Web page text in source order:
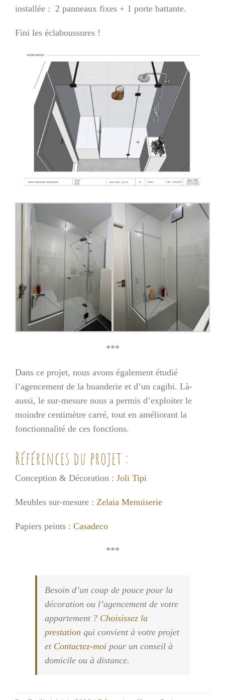
installée : 2 panneaux fixes + 1 porte battante.
Fini les éclaboussures !
***
Dans ce projet, nous avons également étudié
l’agencement de la buanderie et d’un cagibi. Là-
aussi, le sur-mesure nous a permis d’exploiter le
moindre centimètre carré, tout en améliorant la
fonctionnalité de ces fonctions.
Références du projet :
Conception & Décoration : Joli Tipi
Meubles sur-mesure : Zelaia Menuiserie
Papiers peints : Casadeco
***
Besoin d’un coup de pouce pour la
décoration ou l’agencement de votre
appartement ? Choisissez la
prestation qui convient à votre projet
et Contactez-moi pour un conseil à
domicile ou à distance.